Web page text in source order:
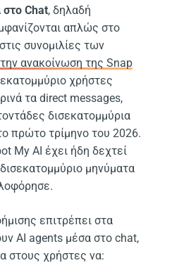
Chat, δηλαδή
απλώς στο
συνομιλίες των
την ανακοίνωση της Snap
χρήστες
τα direct messages,
δισεκατομμύρια
πρώτο τρίμηνο του 2026.
My AI έχει ήδη δεχτεί
μηνύματα
επιτρέπει στα
AI agents μέσα στο chat,
στους χρήστες να: